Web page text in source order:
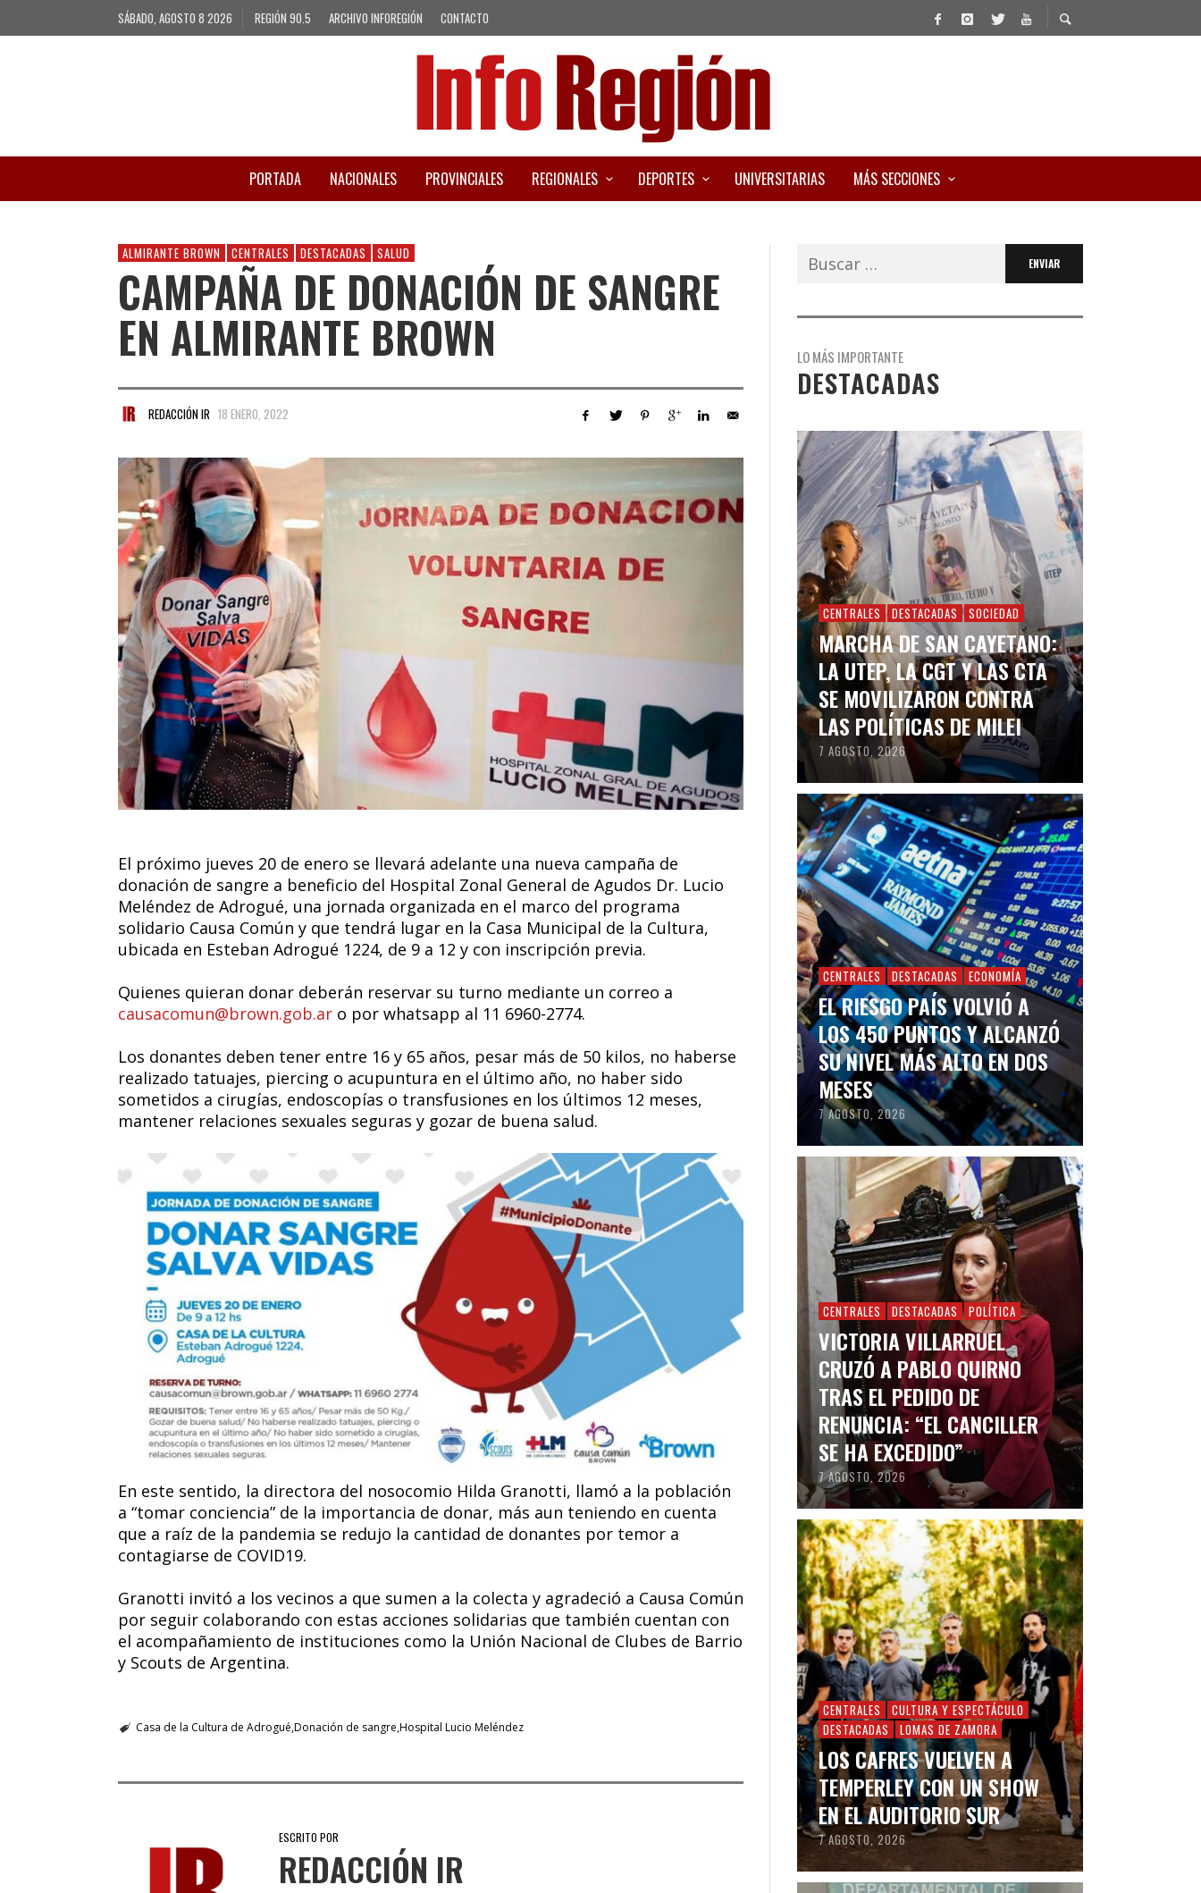
SÁBADO, AGOSTO 8 2026 REGIÓN 90.5 ARCHIVO INFOREGIÓN CONTACTO
PORTADA NACIONALES PROVINCIALES REGIONALES DEPORTES UNIVERSITARIAS MÁS SECCIONES
ALMIRANTE BROWN CENTRALES DESTACADAS SALUD
CAMPAÑA DE DONACIÓN DE SANGRE
EN ALMIRANTE BROWN
REDACCIÓN IR 18 ENERO, 2022
El próximo jueves 20 de enero se llevará adelante una nueva campaña de
donación de sangre a beneficio del Hospital Zonal General de Agudos Dr. Lucio
Meléndez de Adrogué, una jornada organizada en el marco del programa
solidario Causa Común y que tendrá lugar en la Casa Municipal de la Cultura,
ubicada en Esteban Adrogué 1224, de 9 a 12 y con inscripción previa.
Quienes quieran donar deberán reservar su turno mediante un correo a
causacomun@brown.gob.ar o por whatsapp al 11 6960-2774.
Los donantes deben tener entre 16 y 65 años, pesar más de 50 kilos, no haberse
realizado tatuajes, piercing o acupuntura en el último año, no haber sido
sometidos a cirugías, endoscopías o transfusiones en los últimos 12 meses,
mantener relaciones sexuales seguras y gozar de buena salud.
En este sentido, la directora del nosocomio Hilda Granotti, llamó a la población
a “tomar conciencia” de la importancia de donar, más aun teniendo en cuenta
que a raíz de la pandemia se redujo la cantidad de donantes por temor a
contagiarse de COVID19.
Granotti invitó a los vecinos a que sumen a la colecta y agradeció a Causa Común
por seguir colaborando con estas acciones solidarias que también cuentan con
el acompañamiento de instituciones como la Unión Nacional de Clubes de Barrio
y Scouts de Argentina.
Casa de la Cultura de Adrogué Donación de sangre Hospital Lucio Meléndez
ESCRITO POR
REDACCIÓN IR
Buscar:
LO MÁS IMPORTANTE
DESTACADAS
CENTRALES DESTACADAS SOCIEDAD
MARCHA DE SAN CAYETANO:
LA UTEP, LA CGT Y LAS CTA
SE MOVILIZARON CONTRA
LAS POLÍTICAS DE MILEI
7 AGOSTO, 2026
CENTRALES DESTACADAS ECONOMÍA
EL RIESGO PAÍS VOLVIÓ A
LOS 450 PUNTOS Y ALCANZÓ
SU NIVEL MÁS ALTO EN DOS
MESES
7 AGOSTO, 2026
CENTRALES DESTACADAS POLÍTICA
VICTORIA VILLARRUEL
CRUZÓ A PABLO QUIRNO
TRAS EL PEDIDO DE
RENUNCIA: “EL CANCILLER
SE HA EXCEDIDO”
7 AGOSTO, 2026
CENTRALES
CULTURA Y ESPECTÁCULO
DESTACADAS
LOMAS DE ZAMORA
LOS CAFRES VUELVEN A
TEMPERLEY CON UN SHOW
EN EL AUDITORIO SUR
7 AGOSTO, 2026